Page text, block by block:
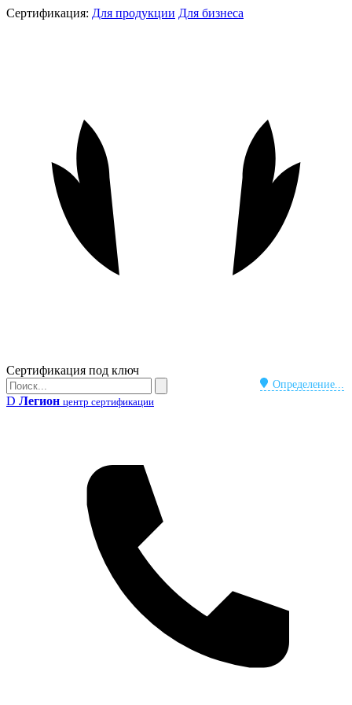
Сертификация: Для продукции Для бизнеса
Бейдж
Сертификация под ключ
Определение...
Поиск
Поиск
D Легион центр сертификации